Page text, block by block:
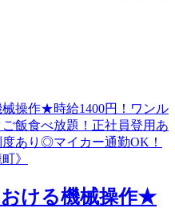
ける機械操作★